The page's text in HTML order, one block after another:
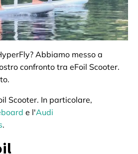
Abbiamo messo a
confronto tra eFoil Scooter.
Scooter. In particolare,
e l'Audi
.